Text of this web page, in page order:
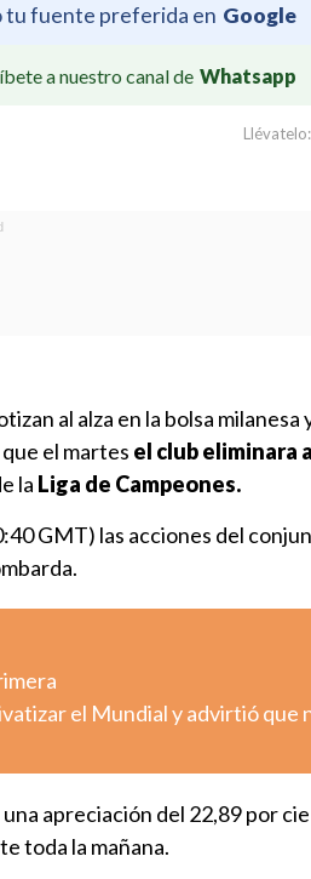
tu fuente preferida en Google
a nuestro canal de Whatsapp
Llévatelo:
al alza en la bolsa milanesa
el martes el club eliminara
la Liga de Campeones.
GMT) las acciones del
el Mundial y advirtió que
apreciación del 22,89 por
toda la mañana.